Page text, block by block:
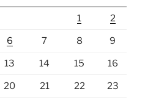
1 2
6 7 8 9
13 14 15 16
20 21 22 23